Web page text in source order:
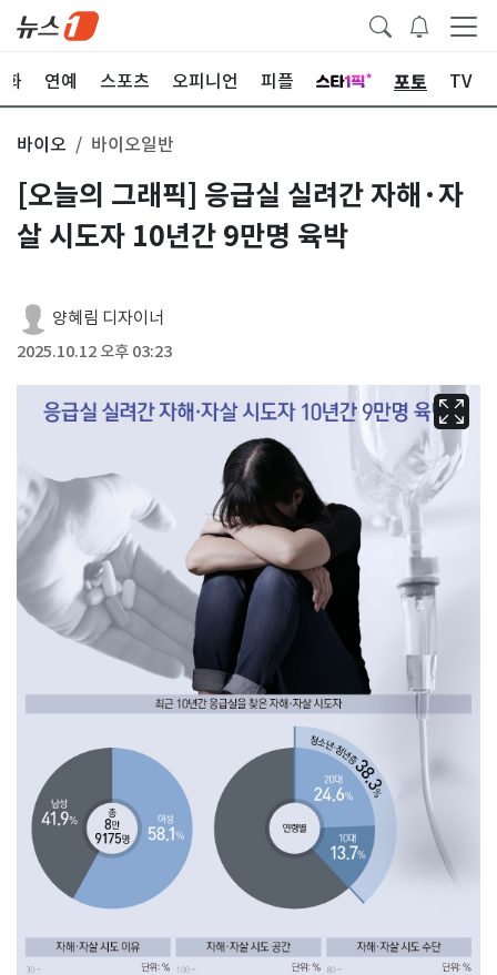
화 연예 스포츠 오피니언 피플 포토 TV
바이오 바이오일반
[오늘의 그래픽] 응급실 실려간 자해·자
살 시도자 10년간 9만명 육박
양혜림 디자이너
2025.10.12 오후 03:23